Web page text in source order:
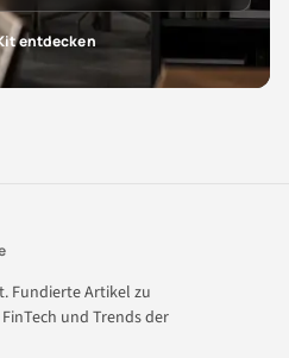
entdecken
Fundierte Artikel zu
und Trends der